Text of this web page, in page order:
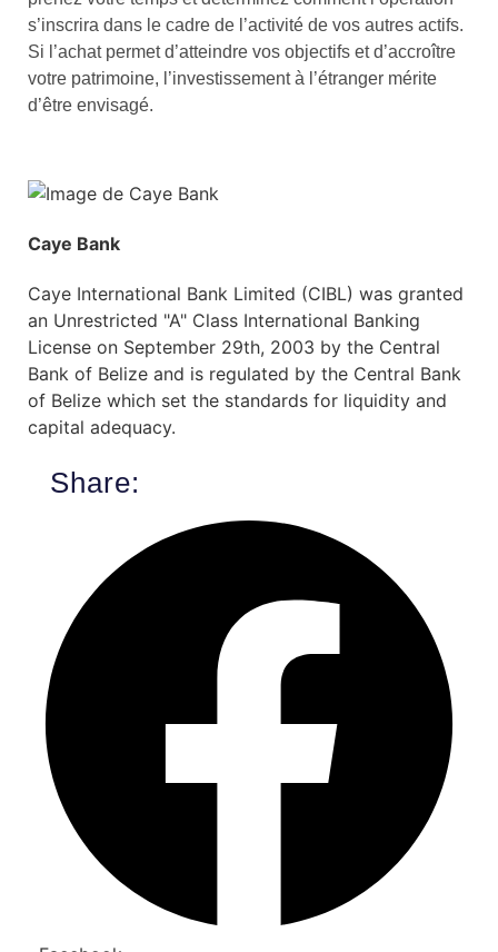
s’inscrira dans le cadre de l’activité de vos autres actifs.
Si l’achat permet d’atteindre vos objectifs et d’accroître
votre patrimoine, l’investissement à l’étranger mérite
d’être envisagé.
Caye Bank
Caye International Bank Limited (CIBL) was granted
an Unrestricted "A" Class International Banking
License on September 29th, 2003 by the Central
Bank of Belize and is regulated by the Central Bank
of Belize which set the standards for liquidity and
capital adequacy.
Share: